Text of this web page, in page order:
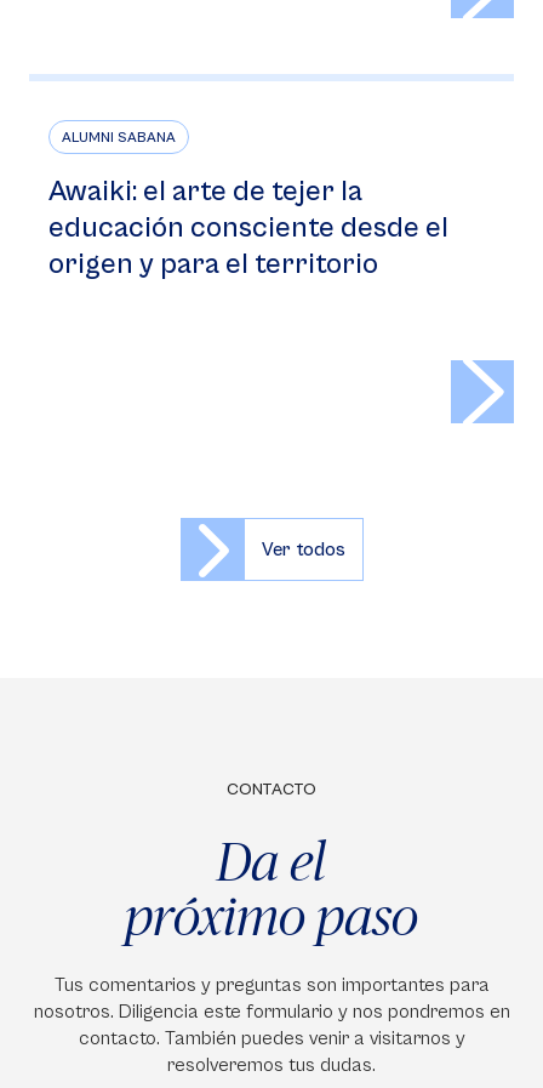
ALUMNI SABANA
Awaiki: el arte de tejer la
educación consciente desde el
origen y para el territorio
Ver todos
CONTACTO
Da el
próximo paso
Tus comentarios y preguntas son importantes para
nosotros. Diligencia este formulario y nos pondremos en
contacto. También puedes venir a visitarnos y
resolveremos tus dudas.